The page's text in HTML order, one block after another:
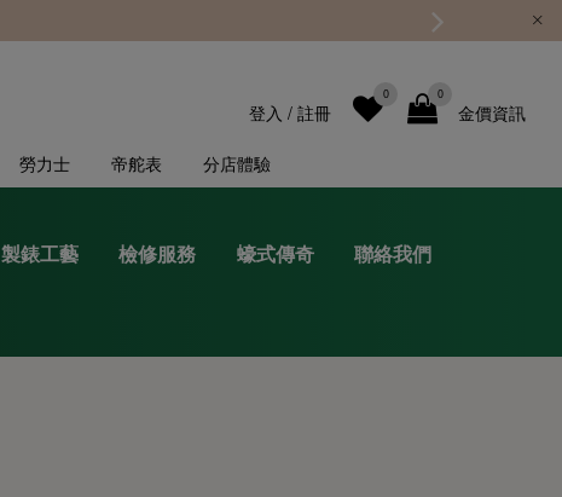
金價資訊
0
0
登入 / 註冊
勞力士 帝舵表 分店體驗
製錶工藝 檢修服務 蠔式傳奇 聯絡我們